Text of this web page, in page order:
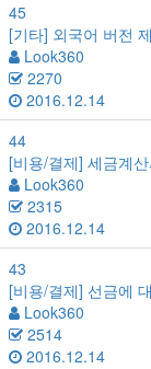
45
[기타] 외국어 버전
Look360
2270
2016.12.14
44
[비용/결제] 세금계
Look360
2315
2016.12.14
43
[비용/결제] 선금에
Look360
2514
2016.12.14